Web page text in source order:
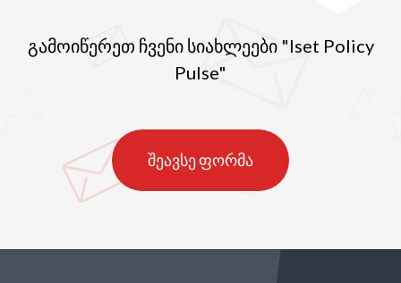
გამოიწერეთ ჩვენი სიახლეები "Iset Policy
Pulse"
შეავსე ფორმა